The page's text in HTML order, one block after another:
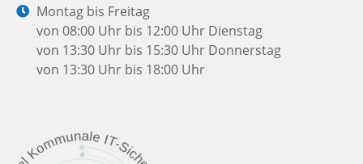
Öffnungszeiten:
Montag bis Freitag
von 08:00 Uhr bis 12:00 Uhr Dienstag
von 13:30 Uhr bis 15:30 Uhr Donnerstag
von 13:30 Uhr bis 18:00 Uhr